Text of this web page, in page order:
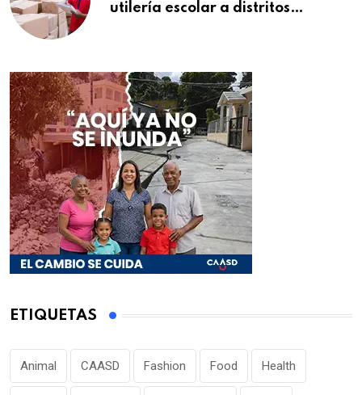
utilería escolar a distritos
ETIQUETAS
Animal CAASD Fashion Food Health